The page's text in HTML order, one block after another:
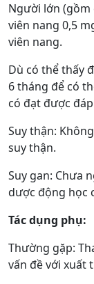
Người lớn (gồm
viên nang 0,5
viên nang.
Dù có thể thấy
6 tháng để có
có đạt được
Suy thận:
suy thận.
Suy gan: Chưa
dược động học
Tác dụng phụ:
Thường gặp:
vấn đề với xuất